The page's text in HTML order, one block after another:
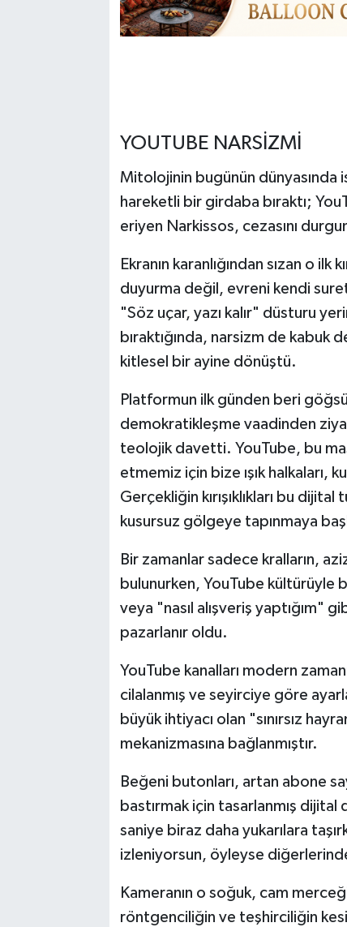
YOUTUBE NARSİZMİ
Mitolojinin bugünün dünyasında
hareketli bir girdaba bıraktı;
eriyen Narkissos, cezasını
Ekranın karanlığından sızan o
duyurma değil, evreni kendi
"Söz uçar, yazı kalır" düsturu
bıraktığında, narsizm de kabuk
kitlesel bir ayine dönüştü.
Platformun ilk günden beri
demokratikleşme vaadinden
teolojik davetti. YouTube, bu
etmemiz için bize ışık halkaları,
Gerçekliğin kırışıklıkları bu
kusursuz gölgeye tapınmaya
Bir zamanlar sadece kralların,
bulunurken, YouTube kültürüyle
veya "nasıl alışveriş yaptığım"
pazarlanır oldu.
YouTube kanalları modern
cilalanmış ve seyirciye göre
büyük ihtiyacı olan "sınırsız
mekanizmasına bağlanmıştır.
Beğeni butonları, artan abone
bastırmak için tasarlanmış
saniye biraz daha yukarılara
izleniyorsun, öyleyse
Kameranın o soğuk, cam
röntgenciliğin ve teşhirciliğin